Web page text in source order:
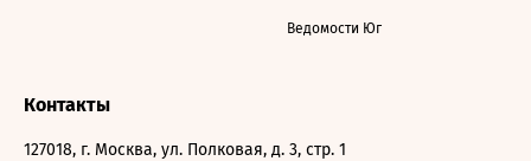
Ведомости Юг
Контакты
127018, г. Москва, ул. Полковая, д. 3, стр. 1